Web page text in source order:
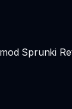
Sprunki